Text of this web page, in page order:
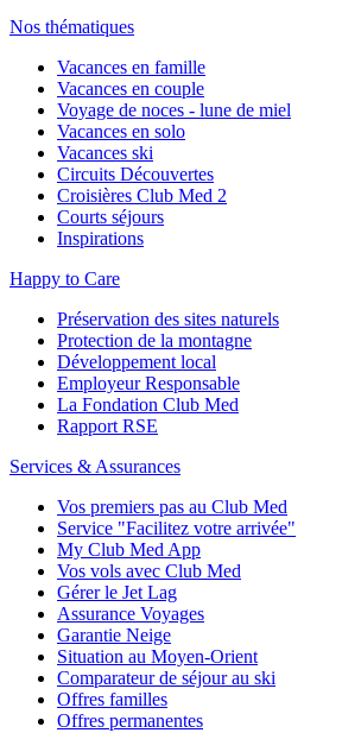
Nos thématiques
Vacances en famille
Vacances en couple
Voyage de noces - lune de miel
Vacances en solo
Vacances ski
Circuits Découvertes
Croisières Club Med 2
Courts séjours
Inspirations
Happy to Care
Préservation des sites naturels
Protection de la montagne
Développement local
Employeur Responsable
La Fondation Club Med
Rapport RSE
Services & Assurances
Vos premiers pas au Club Med
Service "Facilitez votre arrivée"
My Club Med App
Vos vols avec Club Med
Gérer le Jet Lag
Assurance Voyages
Garantie Neige
Situation au Moyen-Orient
Comparateur de séjour au ski
Offres familles
Offres permanentes